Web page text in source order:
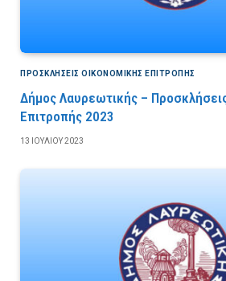
ΠΡΟΣΚΛΉΣΕΙΣ ΟΙΚΟΝΟΜΙΚΉΣ ΕΠΙΤΡΟΠΉΣ
Δήμος Λαυρεωτικής –
Επιτροπής 2023
13 ΙΟΥΛΊΟΥ 2023